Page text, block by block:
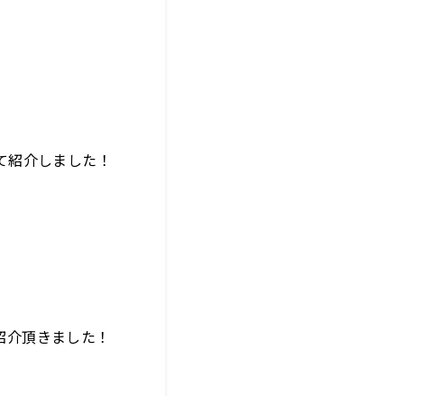
介しました！
頂きました！